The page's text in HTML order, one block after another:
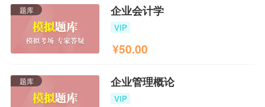
题库 企业会计学
VIP
¥50.00
题库 企业管理概论
VIP